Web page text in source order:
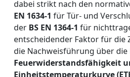
dabei strikt nach den
EN 1634-1 für Tür- und
der BS EN 1364-1 für
entscheidender Faktor für die
die Nachweisführung über die
Feuerwiderstandsfähigkeit
Einheitstemperaturkurve